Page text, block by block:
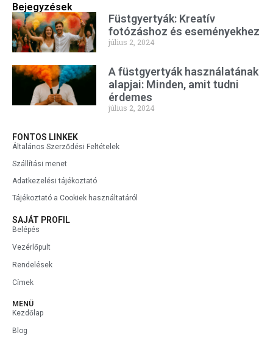
Bejegyzések
Füstgyertyák: Kreatív
fotózáshoz és eseményekhez
július 2, 2024
A füstgyertyák használatának
alapjai: Minden, amit tudni
érdemes
július 2, 2024
FONTOS LINKEK
Általános Szerződési Feltételek
Szállítási menet
Adatkezelési tájékoztató
Tájékoztató a Cookiek használtatáról
SAJÁT PROFIL
Belépés
Vezérlőpult
Rendelések
Címek
MENÜ
Kezdőlap
Blog